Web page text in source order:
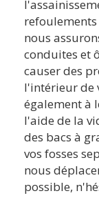
nous
conduites et
causer des
l'intérieur de
également à
l'aide de la
des bacs à
vos fosses
nous
possible,